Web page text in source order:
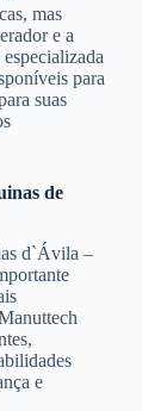
mas
e a
para
suas
de
d`Ávila –
e